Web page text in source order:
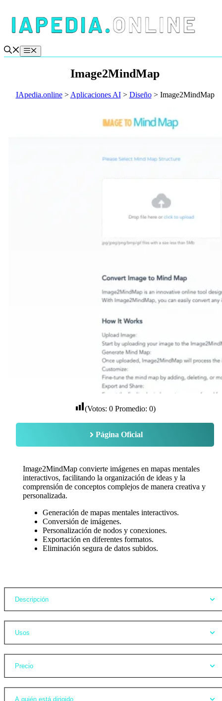
contenido
Menú
Image2MindMap
IApedia.online> Aplicaciones AI> Diseño> Image2MindMap
(Votos: 0Promedio: 0)
Página Oficial
Image2MindMap convierte imágenes en mapas mentales
interactivos, facilitando la organización de ideas y la
comprensión de conceptos complejos de manera creativa y
personalizada.
Generación de mapas mentales interactivos.
Conversión de imágenes.
Personalización de nodos y conexiones.
Exportación en diferentes formatos.
Eliminación segura de datos subidos.
Descripción
Usos
Precio
A quién está dirigido